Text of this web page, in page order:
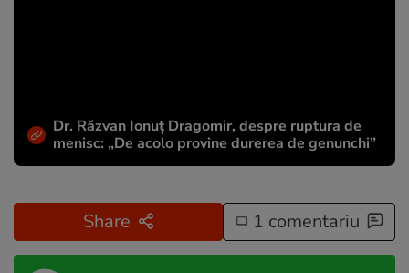
Dr. Răzvan Ionuţ Dragomir, despre ruptura de
menisc: „De acolo provine durerea de genunchi”
Share 1 comentariu